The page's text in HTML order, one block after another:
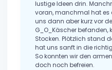
lustige Ideen drin.
voran, manchmal hat es
uns dann aber kurz vor
G_O_Käscher befanden,
Stocken. Plötzlich stand
hat uns sanft in die
So konnten wir den
doch noch befreien.